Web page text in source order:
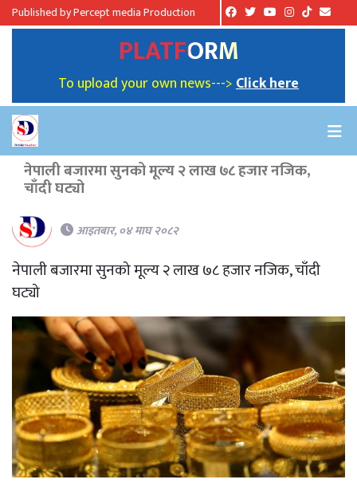
Published by Percept media Production
PLATFORM
To upload your own news--->Click here
नेपाली बजारमा सुनको मूल्य २ लाख ७८ हजार नजिक,
चाँदी घट्यो
आइतबार, ०४ माघ २०८२
नेपाली बजारमा सुनको मूल्य २ लाख ७८ हजार नजिक, चाँदी
घट्यो